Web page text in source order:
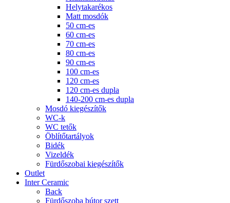
Helytakarékos
Matt mosdók
50 cm-es
60 cm-es
70 cm-es
80 cm-es
90 cm-es
100 cm-es
120 cm-es
120 cm-es dupla
140-200 cm-es dupla
Mosdó kiegészítők
WC-k
WC tetők
Öblítőtartályok
Bidék
Vizeldék
Fürdőszobai kiegészítők
Outlet
Inter Ceramic
Back
Fürdőszoba bútor szett